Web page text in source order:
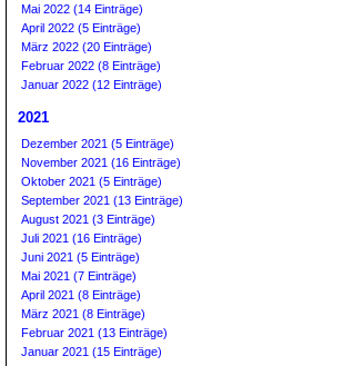
Mai 2022 (14 Einträge)
April 2022 (5 Einträge)
März 2022 (20 Einträge)
Februar 2022 (8 Einträge)
Januar 2022 (12 Einträge)
2021
Dezember 2021 (5 Einträge)
November 2021 (16 Einträge)
Oktober 2021 (5 Einträge)
September 2021 (13 Einträge)
August 2021 (3 Einträge)
Juli 2021 (16 Einträge)
Juni 2021 (5 Einträge)
Mai 2021 (7 Einträge)
April 2021 (8 Einträge)
März 2021 (8 Einträge)
Februar 2021 (13 Einträge)
Januar 2021 (15 Einträge)